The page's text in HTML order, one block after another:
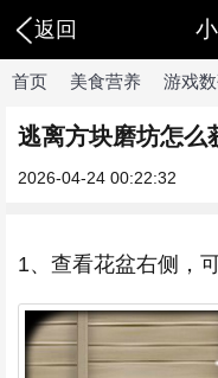
返回
首页 美食营养 游戏
逃离方块磨坊怎么
2026-04-24 00:22:32
1、查看花盆右侧，